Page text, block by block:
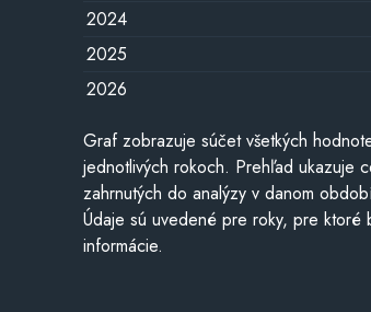
2024
2025
2026
Graf zobrazuje súčet všetkých
jednotlivých rokoch. Prehľad ukazuje
zahrnutých do analýzy v danom
Údaje sú uvedené pre roky, pre ktoré
informácie.